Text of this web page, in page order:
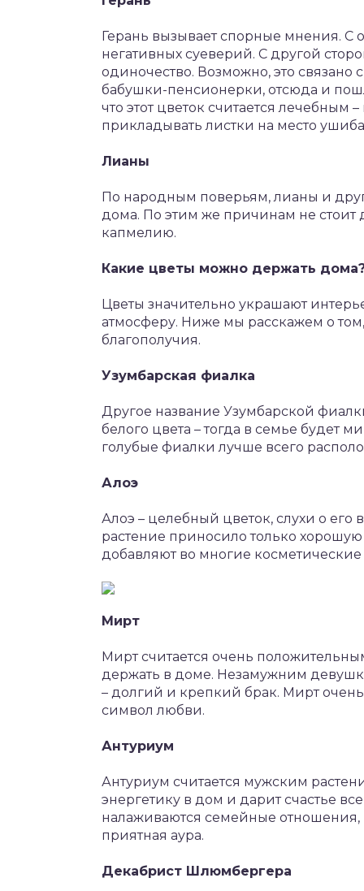
Герань вызывает спорные мнения. С
негативных суеверий. С другой
одиночество. Возможно, это связано
бабушки-пенсионерки, отсюда и
что этот цветок считается
прикладывать листки на место
Лианы
По народным поверьям, лианы и
дома. По этим же причинам не
капмелию.
Какие цветы можно держать
Цветы значительно украшают
атмосферу. Ниже мы расскажем о
благополучия.
Узумбарская фиалка
Другое название Узумбарской
белого цвета – тогда в семье будет
голубые фиалки лучше всего
Алоэ
Алоэ – целебный цветок, слухи о его
растение приносило только хорошую
добавляют во многие
Мирт
Мирт считается очень
держать в доме. Незамужним
– долгий и крепкий брак. Мирт
символ любви.
Антуриум
Антуриум считается мужским
энергетику в дом и дарит счастье
налаживаются семейные отношения,
приятная аура.
Декабрист Шлюмбергера